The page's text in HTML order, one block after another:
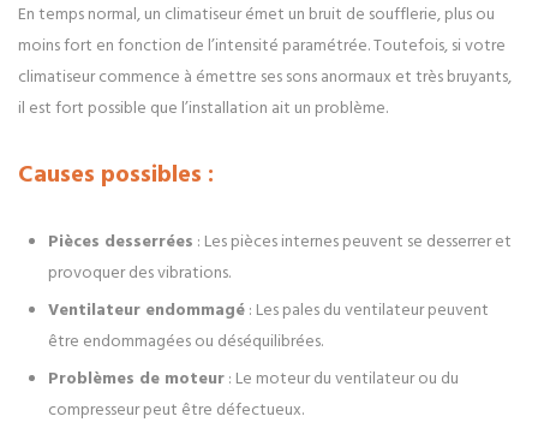
En temps normal, un climatiseur émet un bruit de soufflerie, plus ou
moins fort en fonction de l’intensité paramétrée. Toutefois, si votre
climatiseur commence à émettre ses sons anormaux et très bruyants,
il est fort possible que l’installation ait un problème.
Causes possibles :
Pièces desserrées : Les pièces internes peuvent se desserrer et
provoquer des vibrations.
Ventilateur endommagé : Les pales du ventilateur peuvent
être endommagées ou déséquilibrées.
Problèmes de moteur : Le moteur du ventilateur ou du
compresseur peut être défectueux.